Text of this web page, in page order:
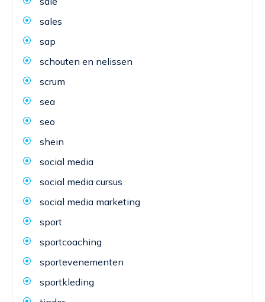
sales
sap
schouten en nelissen
scrum
sea
seo
shein
social media
social media cursus
social media marketing
sport
sportcoaching
sportevenementen
sportkleding